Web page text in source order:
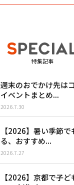
特集記事
週末のおでかけ先は
イベントまとめ...
2026.7.30
【2026】暑い季節
る、おすすめ...
2026.7.27
【2026】京都で子